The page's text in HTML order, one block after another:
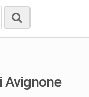
Avignone